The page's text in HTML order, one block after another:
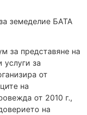
земеделие БАТА
за представяне на
услуги за
от
на
от 2010 г.,
на